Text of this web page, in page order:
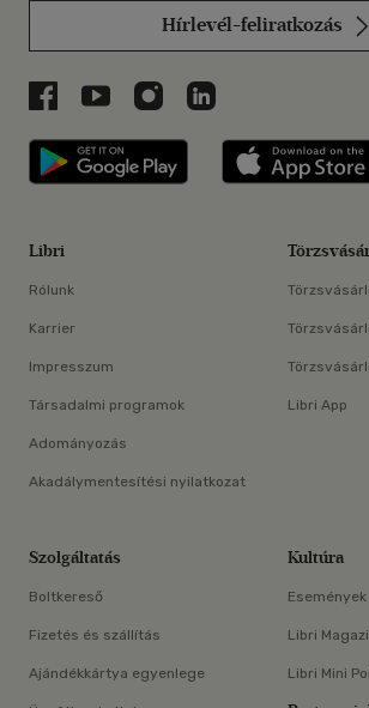
Hírlevél-feliratkozás
Libri a Facebookon
Libri a Youtube-on
Libri az Instagramon
Libri a LinkedInen
Libri applikáció
Libri
Rólunk
Karrier
Impresszum
Társadalmi programok
Adományozás
Akadálymentesítési nyilatkozat
Libri App
Szolgáltatás
Boltkereső
Fizetés és szállítás
Ajándékkártya egyenlege
Kultúra
Események
Libri
Libri Mini